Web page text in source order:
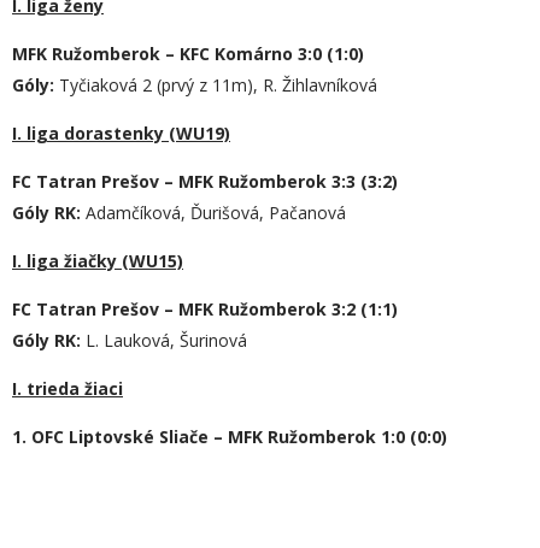
I. liga ženy
MFK Ružomberok – KFC Komárno 3:0 (1:0)
Góly: Tyčiaková 2 (prvý z 11m), R. Žihlavníková
I. liga dorastenky (WU19)
FC Tatran Prešov – MFK Ružomberok 3:3 (3:2)
Góly RK: Adamčíková, Ďurišová, Pačanová
I. liga žiačky (WU15)
FC Tatran Prešov – MFK Ružomberok 3:2 (1:1)
Góly RK: L. Lauková, Šurinová
I. trieda žiaci
1. OFC Liptovské Sliače – MFK Ružomberok 1:0 (0:0)